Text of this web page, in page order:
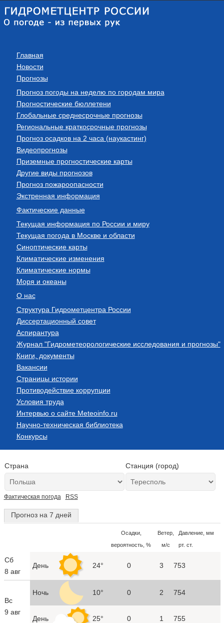
Главная
Новости
Прогнозы
Прогноз погоды на неделю по городам мира
Прогностические бюллетени
Глобальные среднесрочные прогнозы
Региональные краткосрочные прогнозы
Прогноз осадков на 2 часа (наукастинг)
Видеопрогнозы
Приземные прогностические карты
Другие виды прогнозов
Прогноз пожароопасности
Экстренная информация
Фактические данные
Текущая информация по России и миру
Текущая погода в Москве и области
Синоптические карты
Климатические изменения
Климатические нормы
Моря и океаны
О нас
Структура Гидрометцентра России
Диссертационный совет
Аспирантура
Журнал "Гидрометеорологические исследования и прогнозы"
Книги, документы
Вакансии
Страницы истории
Противодействие коррупции
Условия труда
Интервью о сайте Meteoinfo.ru
Научно-техническая библиотека
Конкурсы
Страна Станция (город)
Фактическая погода RSS
Прогноз на 7 дней
Осадки,
вероятность, %
Ветер,
м/с
Давление, мм
рт. ст.
Сб
8 авг
День 24° 0 3 753
Вс
9 авг
Ночь 10° 0 2 754
День 25° 0 1 755